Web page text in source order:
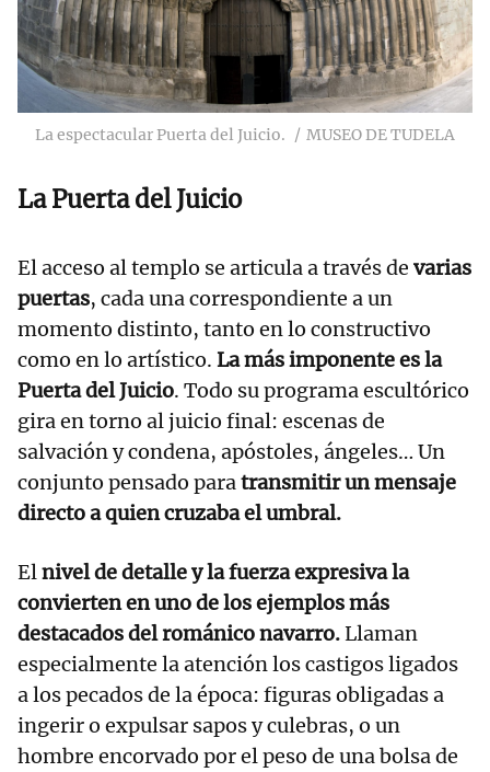
La espectacular Puerta del Juicio. MUSEO DE TUDELA
La Puerta del Juicio
El acceso al templo se articula a través de varias
puertas, cada una correspondiente a un
momento distinto, tanto en lo constructivo
como en lo artístico. La más imponente es la
Puerta del Juicio. Todo su programa escultórico
gira en torno al juicio final: escenas de
salvación y condena, apóstoles, ángeles… Un
conjunto pensado para transmitir un mensaje
directo a quien cruzaba el umbral.
El nivel de detalle y la fuerza expresiva la
convierten en uno de los ejemplos más
destacados del románico navarro. Llaman
especialmente la atención los castigos ligados
a los pecados de la época: figuras obligadas a
ingerir o expulsar sapos y culebras, o un
hombre encorvado por el peso de una bolsa de